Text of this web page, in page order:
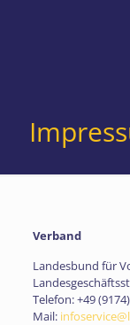
Verband
Landesbund für
Telefon:+49
Mail: